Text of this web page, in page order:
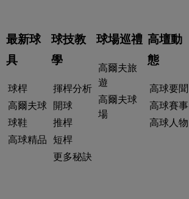
最新球
具
球桿
高爾夫球
球鞋
高球精品
球技教
學
揮桿分析
開球
推桿
短桿
更多秘訣
球場巡禮
高爾夫旅
遊
高爾夫球
場
高壇動
態
高球要聞
高球賽事
高球人物